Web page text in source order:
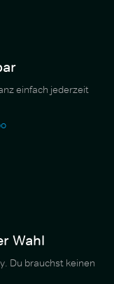
einfach jederzeit
Wahl
Du brauchst keinen